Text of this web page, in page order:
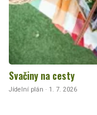
Svačiny na cesty
Jídelní plán · 1. 7. 2026